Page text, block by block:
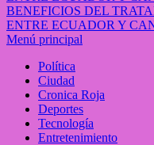
BENEFICIOS DEL
ENTRE ECUADOR Y
Menú principal
Política
Ciudad
Cronica Roja
Deportes
Tecnología
Entretenimiento